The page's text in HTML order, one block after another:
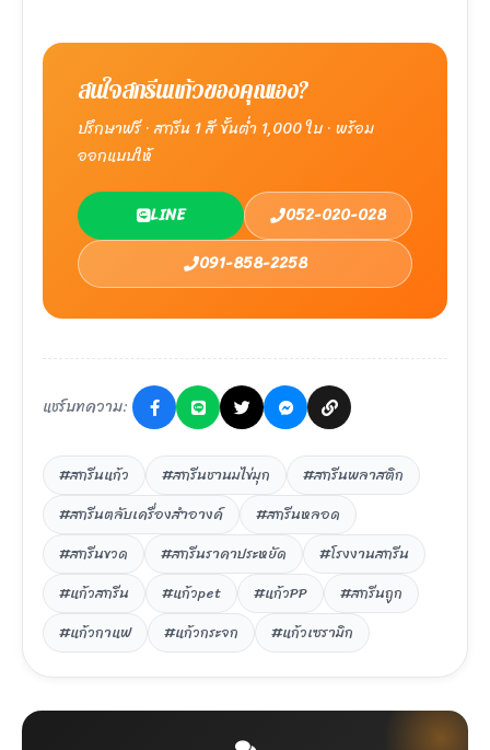
สนใจสกรีนแก้วของคุณเอง?
ปรึกษาฟรี · สกรีน 1 สี ขั้นต่ำ 1,000 ใบ · พร้อม
ออกแบบให้
LINE
052-020-028
091-858-2258
แชร์บทความ:
#สกรีนแก้ว #สกรีนชานมไข่มุก
#สกรีนพลาสติก
#สกรีนตลับเครื่องสำอางค์
#สกรีนหลอด
#สกรีนขวด
#สกรีนราคาประหยัด
#โรงงานสกรีน
#แก้วสกรีน
#แก้วpet #แก้วPP
#สกรีนถูก
#แก้วกาแฟ
#แก้วกระจก #แก้วเซรามิก